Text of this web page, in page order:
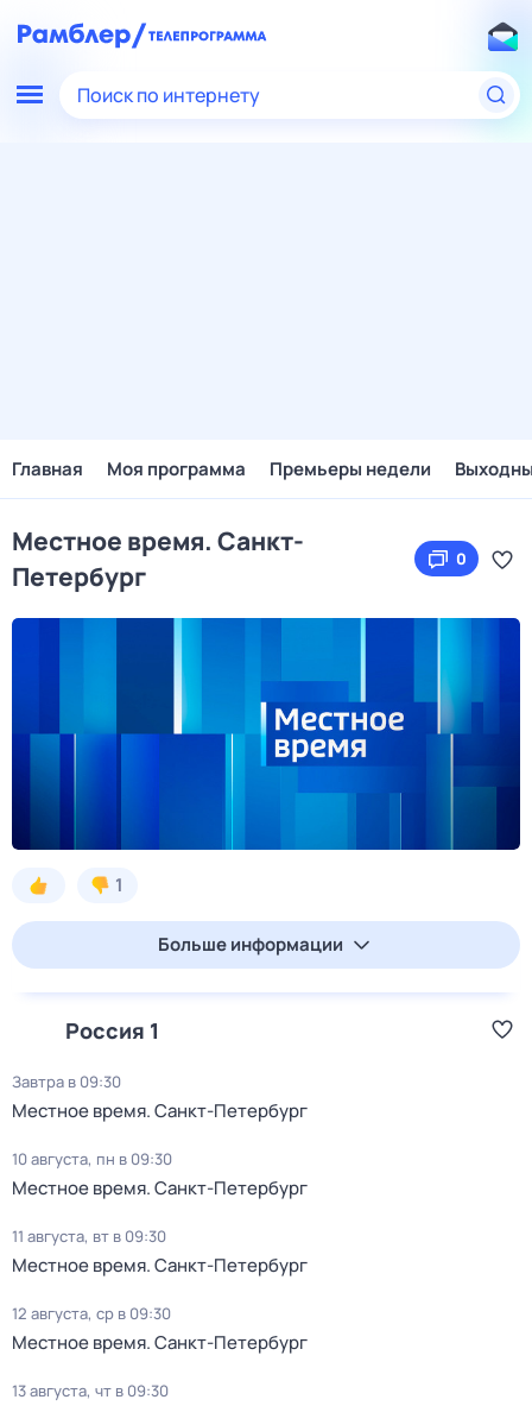
Поиск по интернету
Главная Моя программа Премьеры недели
Местное время. Санкт-
Петербург
0
1
Больше информации
Россия 1
Завтра в 09:30
Местное время. Санкт-Петербург
10 августа, пн в 09:30
Местное время. Санкт-Петербург
11 августа, вт в 09:30
Местное время. Санкт-Петербург
12 августа, ср в 09:30
Местное время. Санкт-Петербург
13 августа, чт в 09:30